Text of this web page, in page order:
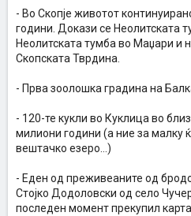
- Во Скопје животот
години. Докази се Неолитската
Неолитската тумба во Маџари и
Скопската Тврдина.
- Прва зоолошка градина на
- 120-те кукли во Куклица во
милиони години (а ние за малку
вештачко езеро…)
- Еден од преживеаните од
Стојко Додоловски од село
последен момент прекупил